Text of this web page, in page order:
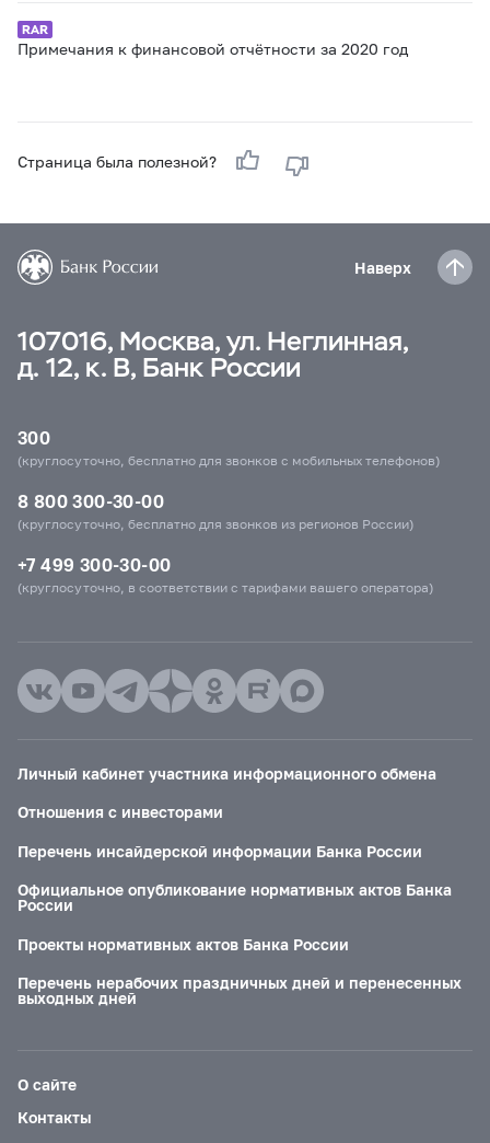
Примечания к финансовой отчётности за 2020 год
Страница была полезной?
Наверх
107016, Москва, ул. Неглинная,
д. 12, к. В, Банк России
300
(круглосуточно, бесплатно для звонков с мобильных телефонов)
8 800 300-30-00
(круглосуточно, бесплатно для звонков из регионов России)
+7 499 300-30-00
(круглосуточно, в соответствии с тарифами вашего оператора)
Личный кабинет участника информационного обмена
Отношения с инвесторами
Перечень инсайдерской информации Банка России
Официальное опубликование нормативных актов Банка
России
Проекты нормативных актов Банка России
Перечень нерабочих праздничных дней и перенесенных
выходных дней
О сайте
Контакты